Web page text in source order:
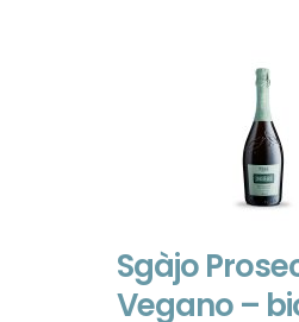
Sgàjo
Vegano –